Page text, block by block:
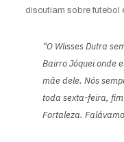
discutiam sobre futebol
“O Wlisses Dutra
Bairro Jóquei onde
mãe dele. Nós
toda sexta-feira,
Fortaleza.